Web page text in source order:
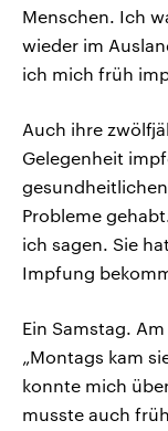
Menschen. Ich
wieder im
ich mich früh
Auch ihre
Gelegenheit
Probleme
ich sagen. Sie
Impfung
Ein Samstag.
„Montags kam
konnte mich
musste auch